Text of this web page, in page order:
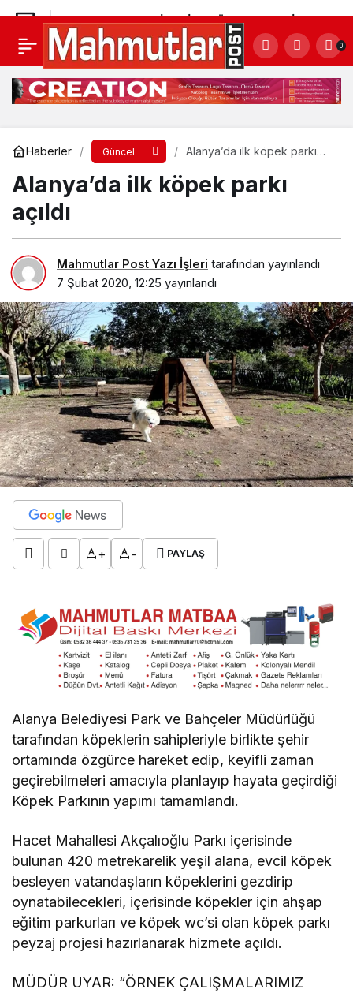
0
Haberler Güncel
Alanya’da ilk köpek parkı
Alanya’da ilk köpek parkı
açıldı
Mahmutlar Post Yazı İşleri tarafından yayınlandı
7 Şubat 2020, 12:25 yayınlandı
+ - PAYLAŞ
Alanya Belediyesi Park ve Bahçeler Müdürlüğü
tarafından köpeklerin sahipleriyle birlikte şehir
ortamında özgürce hareket edip, keyifli zaman
geçirebilmeleri amacıyla planlayıp hayata geçirdiği
Köpek Parkının yapımı tamamlandı.
Hacet Mahallesi Akçalıoğlu Parkı içerisinde
bulunan 420 metrekarelik yeşil alana, evcil köpek
besleyen vatandaşların köpeklerini gezdirip
oynatabilecekleri, içerisinde köpekler için ahşap
eğitim parkurları ve köpek wc’si olan köpek parkı
peyzaj projesi hazırlanarak hizmete açıldı.
MÜDÜR UYAR: “ÖRNEK ÇALIŞMALARIMIZ
ALANYA BELEDİYESİ 4. GÜNEŞ ENERJİ
SANTRALİ ÜRETİME BAŞLADI
Yorum Yap Paylaş